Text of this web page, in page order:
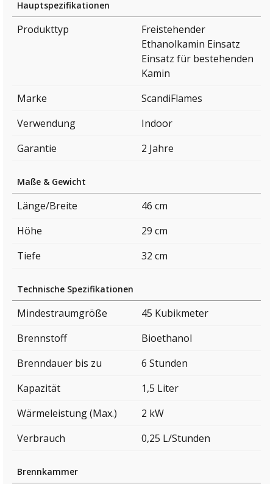
Hauptspezifikationen
Produkttyp
Freistehender
Ethanolkamin Einsatz
Einsatz für bestehenden
Kamin
Marke
ScandiFlames
Verwendung
Indoor
Garantie
2 Jahre
Maße & Gewicht
Länge/Breite
46 cm
Höhe
29 cm
Tiefe
32 cm
Technische Spezifikationen
Mindestraumgröße
45 Kubikmeter
Brennstoff
Bioethanol
Brenndauer bis zu
6 Stunden
Kapazität
1,5 Liter
Wärmeleistung (Max.)
2 kW
Verbrauch
0,25 L/Stunden
Brennkammer